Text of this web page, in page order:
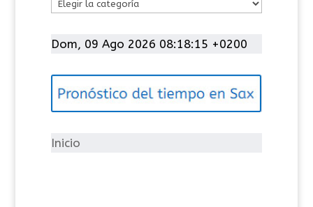
t
g
í
Dom, 09 Ago 2026 08:18:15 +0200
Inicio